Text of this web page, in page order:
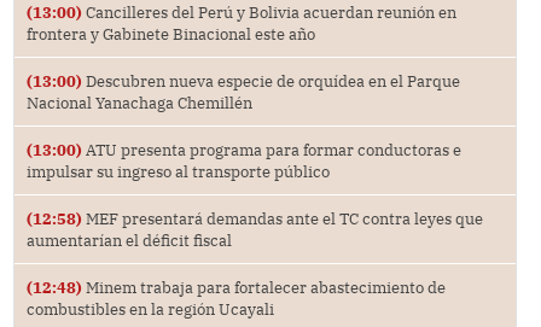
(13:00) Cancilleres del Perú y Bolivia acuerdan reunión en
frontera y Gabinete Binacional este año
(13:00) Descubren nueva especie de orquídea en el Parque
Nacional Yanachaga Chemillén
(13:00) ATU presenta programa para formar conductoras e
impulsar su ingreso al transporte público
(12:58) MEF presentará demandas ante el TC contra leyes que
aumentarían el déficit fiscal
(12:48) Minem trabaja para fortalecer abastecimiento de
combustibles en la región Ucayali